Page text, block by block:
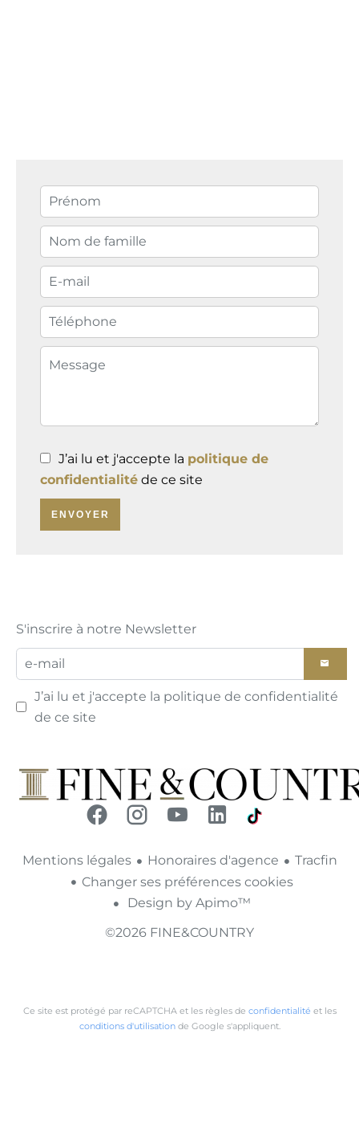
J’ai lu et j'accepte la politique de
confidentialité de ce site
ENVOYER
S'inscrire à notre Newsletter
J’ai lu et j'accepte la politique de confidentialité
de ce site
Mentions légales Honoraires d'agence
Tracfin
Changer ses préférences cookies
Design by Apimo™
©2026 FINE&COUNTRY
Ce site est protégé par reCAPTCHA et les règles de confidentialité et les
conditions d'utilisationde Google s'appliquent.